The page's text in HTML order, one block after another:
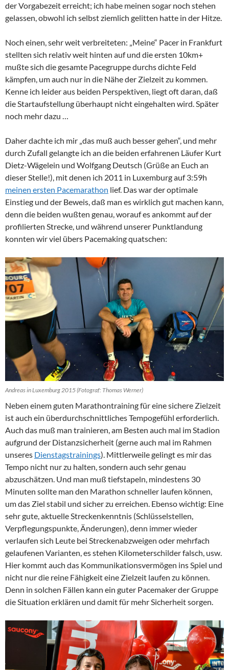
der Vorgabezeit erreicht; ich habe meinen sogar noch stehen
gelassen, obwohl ich selbst ziemlich gelitten hatte in der Hitze.
Noch einen, sehr weit verbreiteten: „Meine“ Pacer in Frankfurt
stellten sich relativ weit hinten auf und die ersten 10km+
mußte sich die gesamte Pacegruppe durchs dichte Feld
kämpfen, um auch nur in die Nähe der Zielzeit zu kommen.
Kenne ich leider aus beiden Perspektiven, liegt oft daran, daß
die Startaufstellung überhaupt nicht eingehalten wird. Später
noch mehr dazu …
Daher dachte ich mir „das muß auch besser gehen“, und mehr
durch Zufall gelangte ich an die beiden erfahrenen Läufer Kurt
Dietz-Wägelein und Wolfgang Deutsch (Grüße an Euch an
dieser Stelle!), mit denen ich 2011 in Luxemburg auf 3:59h
meinen ersten Pacemarathon lief. Das war der optimale
Einstieg und der Beweis, daß man es wirklich gut machen kann,
denn die beiden wußten genau, worauf es ankommt auf der
profilierten Strecke, und während unserer Punktlandung
konnten wir viel übers Pacemaking quatschen:
Andreas in Luxemburg 2015 (Fotograf: Thomas Werner)
Neben einem guten Marathontraining für eine sichere Zielzeit
ist auch ein überdurchschnittliches Tempogefühl erforderlich.
Auch das muß man trainieren, am Besten auch mal im Stadion
aufgrund der Distanzsicherheit (gerne auch mal im Rahmen
unseres Dienstagstrainings). Mittlerweile gelingt es mir das
Tempo nicht nur zu halten, sondern auch sehr genau
abzuschätzen. Und man muß tiefstapeln, mindestens 30
Minuten sollte man den Marathon schneller laufen können,
um das Ziel stabil und sicher zu erreichen. Ebenso wichtig: Eine
sehr gute, aktuelle Streckenkenntnis (Schlüsselstellen,
Verpflegungspunkte, Änderungen), denn immer wieder
verlaufen sich Leute bei Streckenabzweigen oder mehrfach
gelaufenen Varianten, es stehen Kilometerschilder falsch, usw.
Hier kommt auch das Kommunikationsvermögen ins Spiel und
nicht nur die reine Fähigkeit eine Zielzeit laufen zu können.
Denn in solchen Fällen kann ein guter Pacemaker der Gruppe
die Situation erklären und damit für mehr Sicherheit sorgen.